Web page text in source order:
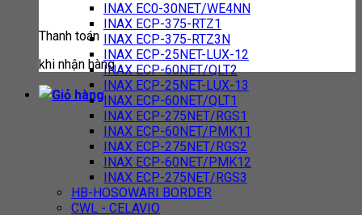
Thanh toán
khi nhận hàng
INAX EC0-30NET/WE4NN
INAX ECP-375-RTZ1
INAX ECP-375-RTZ3N
INAX ECP-25NET-LUX-12
INAX ECP-60NET/QLT2
INAX ECP-25NET-LUX-13
INAX ECP-60NET/QLT1
INAX ECP-275NET/RGS1
INAX ECP-60NET/PMK11
INAX ECP-275NET/RGS2
INAX ECP-60NET/PMK12
INAX ECP-275NET/RGS3
HB-HOSOWARI BORDER
CWL - CELAVIO